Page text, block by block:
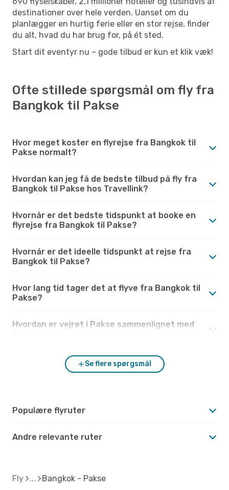
destinationer over hele verden. Uanset om du
planlægger en hurtig ferie eller en stor rejse, finder
du alt, hvad du har brug for, på ét sted.
Start dit eventyr nu – gode tilbud er kun et klik væk!
Ofte stillede spørgsmål om fly fra
Bangkok til Pakse
Hvor meget koster en flyrejse fra Bangkok til
Pakse normalt?
Hvordan kan jeg få de bedste tilbud på fly fra
Bangkok til Pakse hos Travellink?
Hvornår er det bedste tidspunkt at booke en
flyrejse fra Bangkok til Pakse?
Hvornår er det ideelle tidspunkt at rejse fra
Bangkok til Pakse?
Hvor lang tid tager det at flyve fra Bangkok til
Pakse?
Hvordan er vejret i Pakse sammenlignet med
Se flere spørgsmål
Populære flyruter
Andre relevante ruter
Fly Bangkok - Pakse